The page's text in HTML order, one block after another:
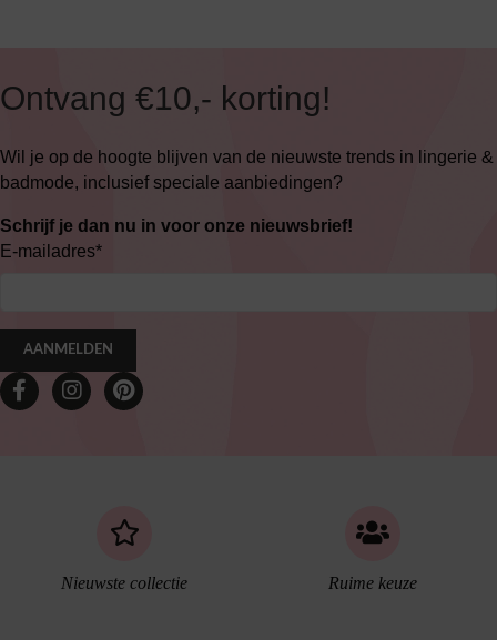
Ontvang €10,- korting!
Wil je op de hoogte blijven van de nieuwste trends in lingerie &
badmode, inclusief speciale aanbiedingen?
Schrijf je dan nu in voor onze nieuwsbrief!
E-mailadres*
AANMELDEN
Nieuwste collectie Ruime keuze